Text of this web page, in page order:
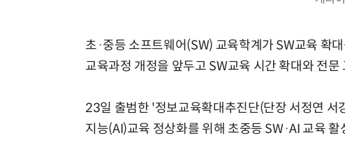
초·중등 소프트웨어(SW) 교육학계가 SW교육 확
교육과정 개정을 앞두고 SW교육 시간 확대와 전
23일 출범한 '정보교육확대추진단(단장 서정연 서
지능(AI)교육 정상화를 위해 초중등 SW·AI 교육